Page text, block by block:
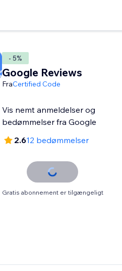
- 5%
Google Reviews
FraCertified Code
Vis nemt anmeldelser og
bedømmelser fra Google
2.612 bedømmelser
Gratis abonnement er tilgængeligt